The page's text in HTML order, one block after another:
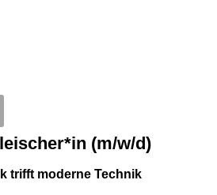
(m/w/d)
trifft moderne Technik